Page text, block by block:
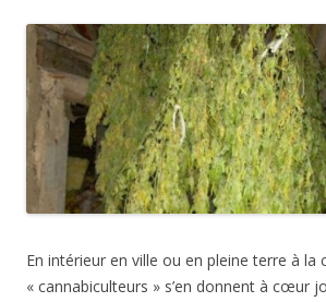
En intérieur en ville ou en pleine terre à la
« cannabiculteurs » s’en donnent à cœur